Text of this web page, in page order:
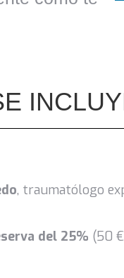
, traumatólogo
del 25% (50